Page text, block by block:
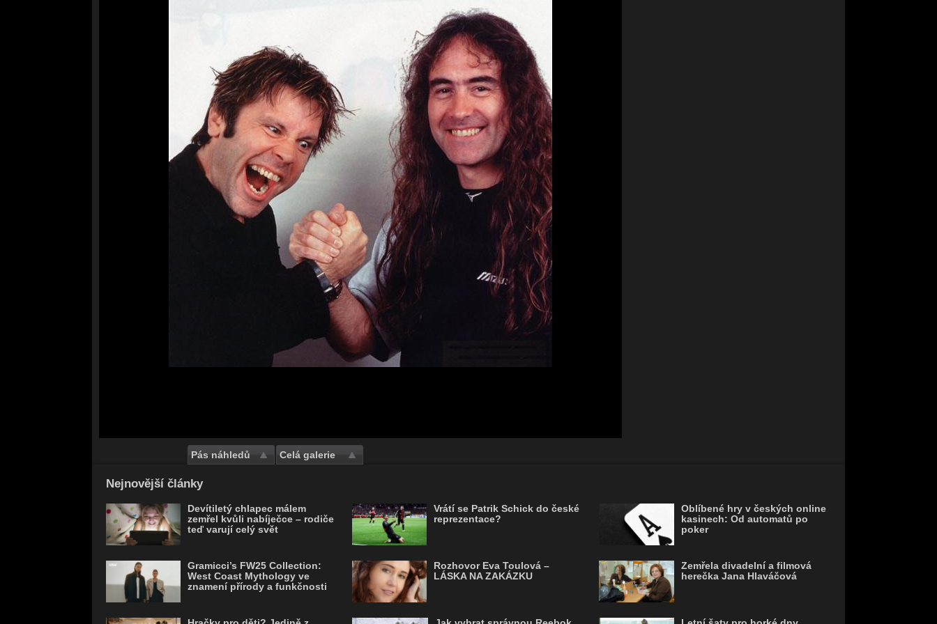
Pás náhledů Celá galerie
Nejnovější články
Devítiletý chlapec málem
zemřel kvůli nabíječce – rodiče
teď varují celý svět
Gramicci’s FW25 Collection:
West Coast Mythology ve
znamení přírody a funkčnosti
Vrátí se Patrik Schick do české
reprezentace?
Rozhovor Eva Toulová –
LÁSKA NA ZAKÁZKU
Oblíbené hry v českých online
kasinech: Od automatů po
poker
Zemřela divadelní a filmová
herečka Jana Hlaváčová